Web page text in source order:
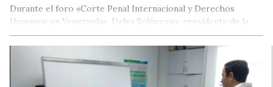
Durante el foro «Corte Penal Internacional y Derechos
Humanos en Venezuela«, Delsa Solórzano, presidente de la
Comisión Especial de Justicia…